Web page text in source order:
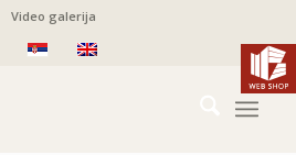
Video galerija